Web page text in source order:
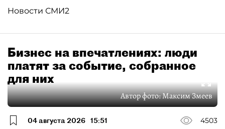
Новости СМИ2
Бизнес на впечатлениях: люди
платят за событие, собранное
для них
Автор фото:Максим Змеев
04 августа 2026 15:51
4503